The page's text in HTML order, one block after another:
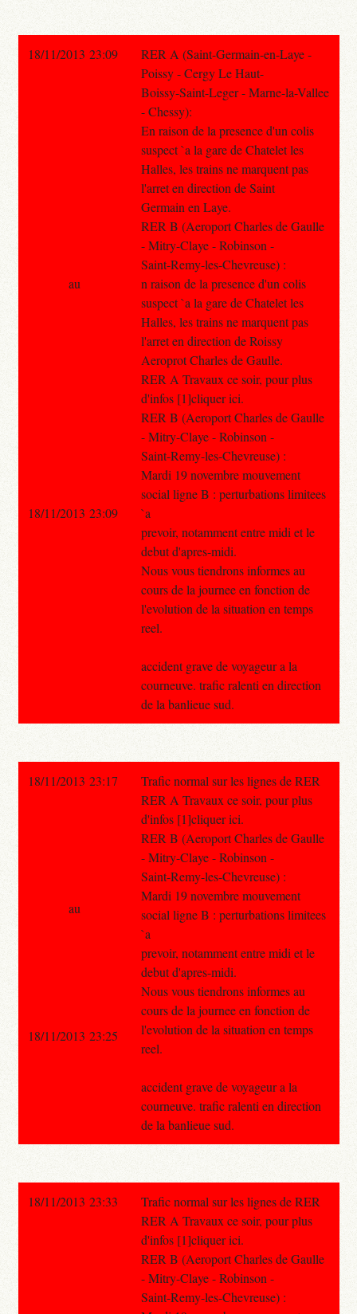
18/11/2013 23:09
RER A (Saint-Germain-en-Laye -
Poissy - Cergy Le Haut-
Boissy-Saint-Leger - Marne-la-Vallee
- Chessy):
En raison de la presence d'un colis
suspect `a la gare de Chatelet les
Halles, les trains ne marquent pas
l'arret en direction de Saint
Germain en Laye.
RER B (Aeroport Charles de Gaulle
- Mitry-Claye - Robinson -
Saint-Remy-les-Chevreuse) :
n raison de la presence d'un colis
suspect `a la gare de Chatelet les
Halles, les trains ne marquent pas
l'arret en direction de Roissy
Aeroprot Charles de Gaulle.
RER A Travaux ce soir, pour plus
d'infos [1]cliquer ici.
RER B (Aeroport Charles de Gaulle
- Mitry-Claye - Robinson -
Saint-Remy-les-Chevreuse) :
Mardi 19 novembre mouvement
social ligne B : perturbations limitees
`a
prevoir, notamment entre midi et le
debut d'apres-midi.
Nous vous tiendrons informes au
cours de la journee en fonction de
l'evolution de la situation en temps
reel.
accident grave de voyageur a la
courneuve. trafic ralenti en direction
de la banlieue sud.
au
18/11/2013 23:09
18/11/2013 23:17
Trafic normal sur les lignes de RER
RER A Travaux ce soir, pour plus
d'infos [1]cliquer ici.
RER B (Aeroport Charles de Gaulle
- Mitry-Claye - Robinson -
Saint-Remy-les-Chevreuse) :
Mardi 19 novembre mouvement
social ligne B : perturbations limitees
`a
prevoir, notamment entre midi et le
debut d'apres-midi.
Nous vous tiendrons informes au
cours de la journee en fonction de
l'evolution de la situation en temps
reel.
accident grave de voyageur a la
courneuve. trafic ralenti en direction
de la banlieue sud.
au
18/11/2013 23:25
18/11/2013 23:33
Trafic normal sur les lignes de RER
RER A Travaux ce soir, pour plus
d'infos [1]cliquer ici.
RER B (Aeroport Charles de Gaulle
- Mitry-Claye - Robinson -
Saint-Remy-les-Chevreuse) :